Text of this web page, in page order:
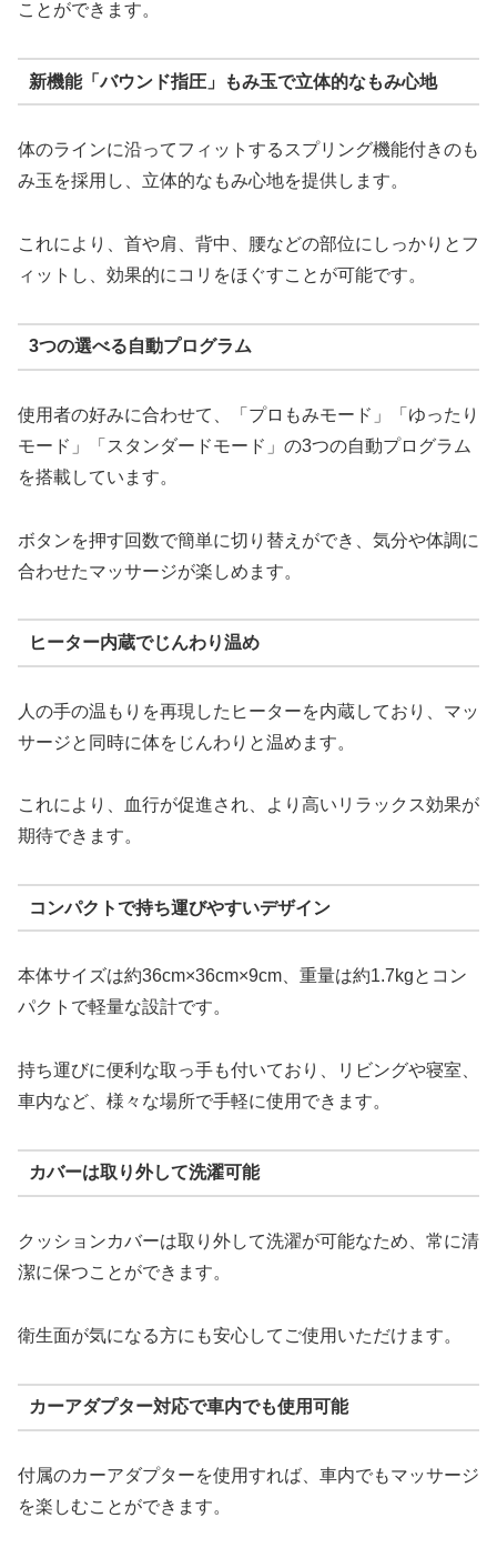
ことができます。
新機能「バウンド指圧」もみ玉で立体的なもみ心地
体のラインに沿ってフィットするスプリング機能付きのも
み玉を採用し、立体的なもみ心地を提供します。
これにより、首や肩、背中、腰などの部位にしっかりとフ
ィットし、効果的にコリをほぐすことが可能です。
3つの選べる自動プログラム
使用者の好みに合わせて、「プロもみモード」「ゆったり
モード」「スタンダードモード」の3つの自動プログラム
を搭載しています。
ボタンを押す回数で簡単に切り替えができ、気分や体調に
合わせたマッサージが楽しめます。
ヒーター内蔵でじんわり温め
人の手の温もりを再現したヒーターを内蔵しており、マッ
サージと同時に体をじんわりと温めます。
これにより、血行が促進され、より高いリラックス効果が
期待できます。
コンパクトで持ち運びやすいデザイン
本体サイズは約36cm×36cm×9cm、重量は約1.7kgとコン
パクトで軽量な設計です。
持ち運びに便利な取っ手も付いており、リビングや寝室、
車内など、様々な場所で手軽に使用できます。
カバーは取り外して洗濯可能
クッションカバーは取り外して洗濯が可能なため、常に清
潔に保つことができます。
衛生面が気になる方にも安心してご使用いただけます。
カーアダプター対応で車内でも使用可能
付属のカーアダプターを使用すれば、車内でもマッサージ
を楽しむことができます。